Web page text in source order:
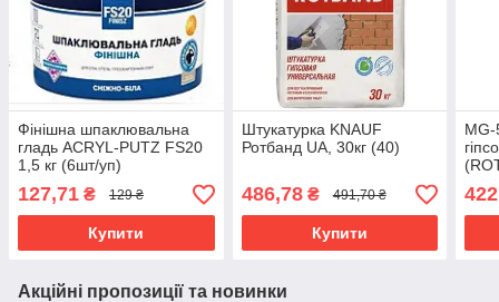
Фінішна шпаклювальна
гладь ACRYL-PUTZ FS20
1,5 кг (6шт/уп)
127,71 ₴ 129 ₴
Купити
Штукатурка KNAUF
Ротбанд UA, 30кг (40)
486,78₴ 491,70 ₴
Купити
MG-
Акційні пропозиції та новинки